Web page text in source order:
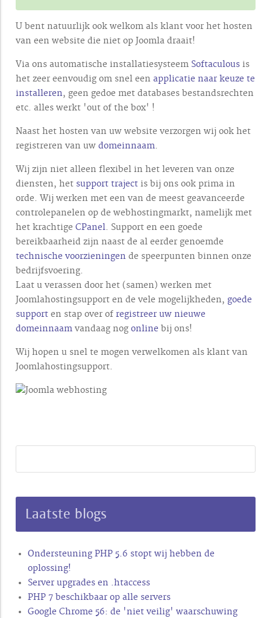
U bent natuurlijk ook welkom als klant voor het hosten
van een website die niet op Joomla draait!
Via ons automatische installatiesysteem Softaculous is
het zeer eenvoudig om snel een applicatie naar keuze te
installeren, geen gedoe met databases bestandsrechten
etc. alles werkt 'out of the box' !
Naast het hosten van uw website verzorgen wij ook het
registreren van uw domeinnaam.
Wij zijn niet alleen flexibel in het leveren van onze
diensten, het support traject is bij ons ook prima in
orde. Wij werken met een van de meest geavanceerde
controlepanelen op de webhostingmarkt, namelijk met
het krachtige CPanel. Support en een goede
bereikbaarheid zijn naast de al eerder genoemde
technische voorzieningen de speerpunten binnen onze
bedrijfsvoering.
Laat u verassen door het (samen) werken met
Joomlahostingsupport en de vele mogelijkheden, goede
support en stap over of registreer uw nieuwe
domeinnaam vandaag nog online bij ons!
Wij hopen u snel te mogen verwelkomen als klant van
Joomlahostingsupport.
Laatste blogs
Ondersteuning PHP 5.6 stopt wij hebben de
oplossing!
Server upgrades en .htaccess
PHP 7 beschikbaar op alle servers
Google Chrome 56: de 'niet veilig' waarschuwing